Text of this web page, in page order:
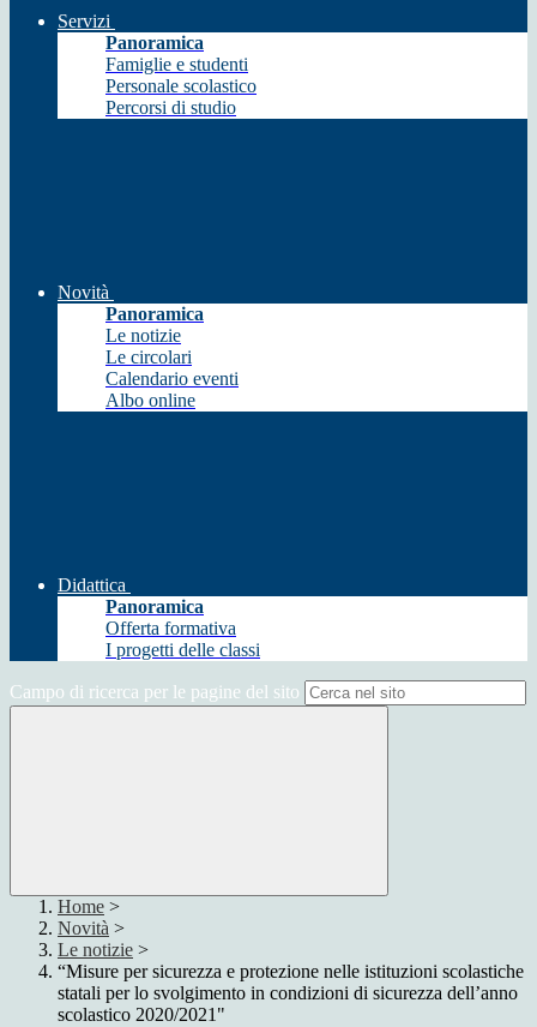
Servizi
Panoramica
Famiglie e studenti
Personale scolastico
Percorsi di studio
Novità
Panoramica
Le notizie
Le circolari
Calendario eventi
Albo online
Didattica
Panoramica
Offerta formativa
I progetti delle classi
Campo di ricerca per le pagine del sito
Home >
Novità >
Le notizie >
“Misure per sicurezza e protezione nelle istituzioni scolastiche
statali per lo svolgimento in condizioni di sicurezza dell’anno
scolastico 2020/2021"